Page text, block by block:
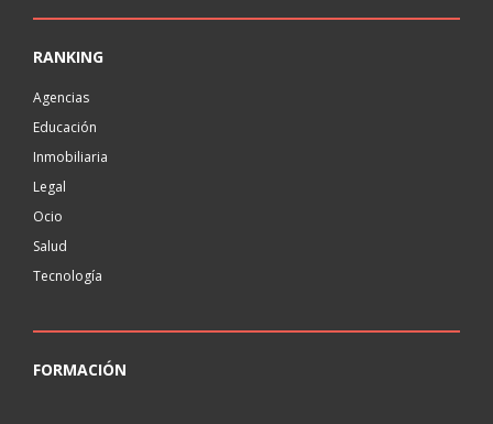
RANKING
Agencias
Educación
Inmobiliaria
Legal
Ocio
Salud
Tecnología
FORMACIÓN